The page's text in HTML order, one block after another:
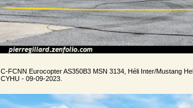
C-FCNN Eurocopter AS350B3 MSN 3134, Héli Inter/Mustang
CYHU - 09-09-2023.